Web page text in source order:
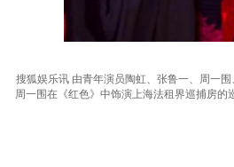
搜狐娱乐讯 由青年演员陶虹、张鲁一、周一
周一围在《红色》中饰演上海法租界巡捕房